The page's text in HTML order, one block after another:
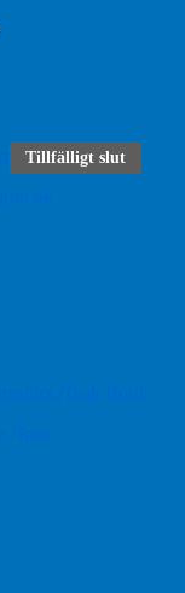
Tillfälligt slut